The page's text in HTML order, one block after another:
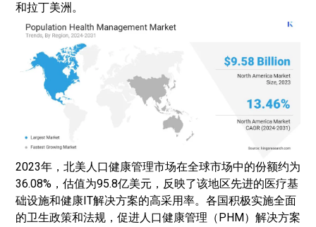
和拉丁美洲。
2023年，北美人口健康管理市场在全球市场中的份额约为
36.08%，估值为95.8亿美元，反映了该地区先进的医疗基
础设施和健康IT解决方案的高采用率。各国积极实施全面
的卫生政策和法规，促进人口健康管理（PHM）解决方案